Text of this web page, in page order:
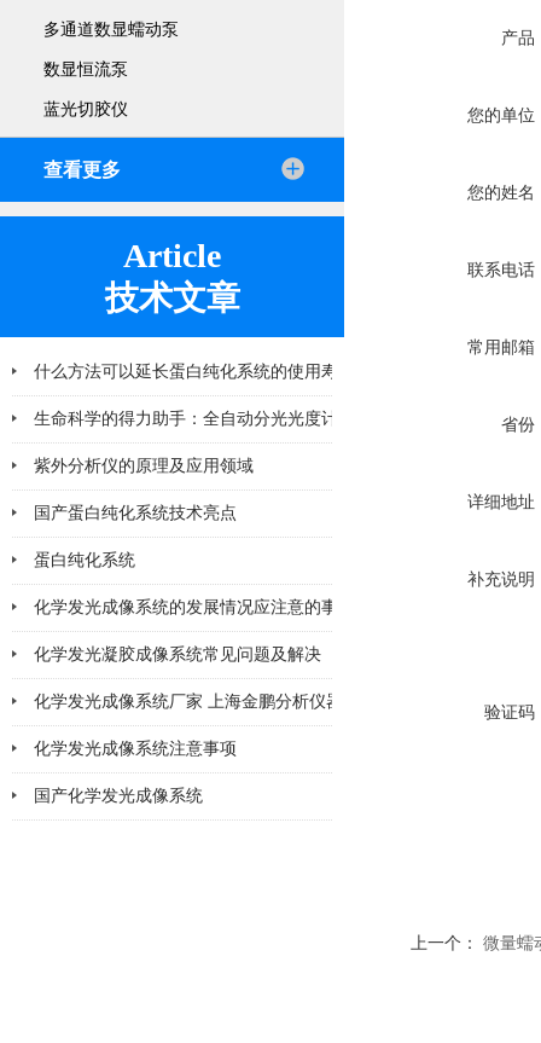
多通道数显蠕动泵
数显恒流泵
蓝光切胶仪
查看更多
Article
技术文章
什么方法可以延长蛋白纯化系统的使用寿命
2026-06-25 生命科学的得力助手：全自动
紫外分析仪的原理及应用领域
国产蛋白纯化系统技术亮点
蛋白纯化系统
2026-02-11
化学发光成像系统的发展情况应注意的事项
2026-02-11
化学发光凝胶成像系统常见问题及解决
2026-02-06
化学发光成像系统厂家 上海金鹏分析仪器
化学发光成像系统注意事项
国产化学发光成像系统
产品
您的单位
您的姓名
联系电话
常用邮箱
省份
详细地址
补充说明
验证码
上一个： 微量蠕